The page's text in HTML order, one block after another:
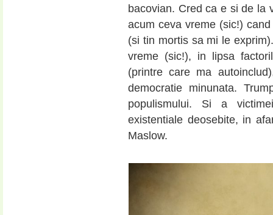
bacovian. Cred ca e si de la
acum ceva vreme (sic!)
(si tin mortis sa mi le
vreme (sic!), in lipsa
(printre care ma
democratie minunata.
populismului. Si a
existentiale deosebite, in
Maslow.